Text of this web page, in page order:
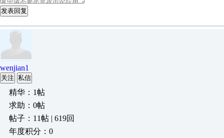
发表回复
wenjian1
关注 私信
精华：1帖
求助：0帖
帖子：11帖 | 619回
年度积分：0